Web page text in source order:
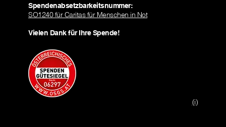
Spendenabsetzbarkeitsnummer:
SO1240 für Caritas für Menschen in Not
Vielen Dank für Ihre Spende!
(i)